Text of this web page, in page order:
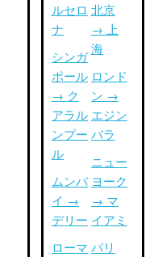
ルセロ
ナ
シンガ
ポール
→ ク
アラル
ンプー
ル
ムンバ
イ →
デリー
ローマ
北京
→ 上
海
ロンド
ン →
エジン
バラ
ニュー
ヨーク
→ マ
イアミ
パリ